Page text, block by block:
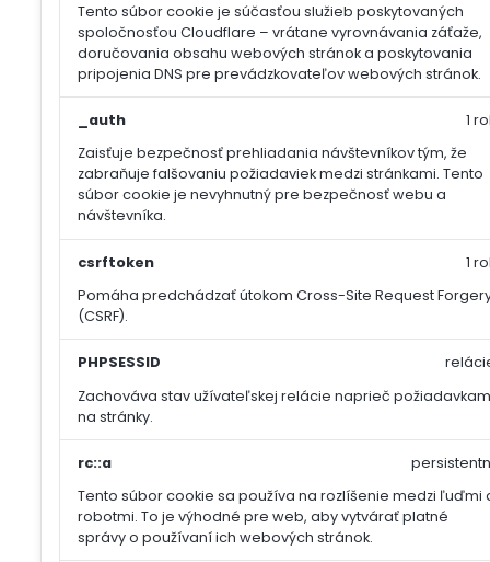
Tento súbor cookie je súčasťou služieb poskytovaných
spoločnosťou Cloudflare – vrátane vyrovnávania záťaže,
doručovania obsahu webových stránok a poskytovania
pripojenia DNS pre prevádzkovateľov webových stránok.
_auth
Zaisťuje bezpečnosť prehliadania návštevníkov tým, že
zabraňuje falšovaniu požiadaviek medzi stránkami. Tento
súbor cookie je nevyhnutný pre bezpečnosť webu a
návštevníka.
1
csrftoken
Pomáha predchádzať útokom Cross-Site Request
(CSRF).
1
PHPSESSID
Zachováva stav užívateľskej relácie naprieč
na stránky.
rc::a
Tento súbor cookie sa používa na rozlíšenie medzi ľuďmi
robotmi. To je výhodné pre web, aby vytvárať platné
správy o používaní ich webových stránok.